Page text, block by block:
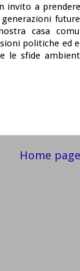
invito a
casa
politiche ed
le sfide
Home page